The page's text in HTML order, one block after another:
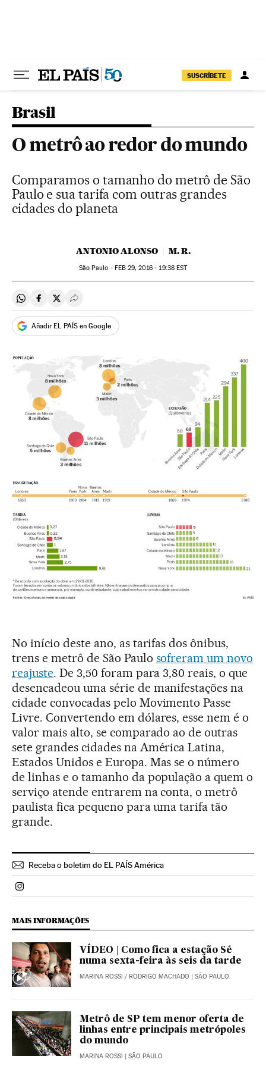
SUSCRÍBETE
Brasil
O metrô ao redor do mundo
Comparamos o tamanho do metrô de São
Paulo e sua tarifa com outras grandes
cidades do planeta
ANTONIO ALONSO M. R.
São Paulo - FEB 29, 2016 - 19:38EST
Compartir en Whatsapp
Compartir en Facebook
Compartir en Twitter
Desplegar Redes Sociales
Añadir EL PAÍS en Google
No início deste ano, as tarifas dos ônibus,
trens e metrô de São Paulo sofreram um novo
reajuste. De 3,50 foram para 3,80 reais, o que
desencadeou uma série de manifestações na
cidade convocadas pelo Movimento Passe
Livre. Convertendo em dólares, esse nem é o
valor mais alto, se comparado ao de outras
sete grandes cidades na América Latina,
Estados Unidos e Europa. Mas se o número
de linhas e o tamanho da população a quem o
serviço atende entrarem na conta, o metrô
paulista fica pequeno para uma tarifa tão
grande.
Receba o boletim do EL PAÍS América
Politica El País Brasil en Instagram
MAIS INFORMAÇÕES
VÍDEO | Como fica a estação Sé
numa sexta-feira às seis da tarde
MARINA ROSSI / RODRIGO MACHADO | SÃO PAULO
Metrô de SP tem menor oferta de
linhas entre principais metrópoles
do mundo
MARINA ROSSI | SÃO PAULO